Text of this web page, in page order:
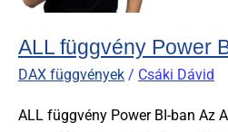
ALL függvény Power
DAX függvények / Csáki Dávid
ALL függvény Power BI-ban Az